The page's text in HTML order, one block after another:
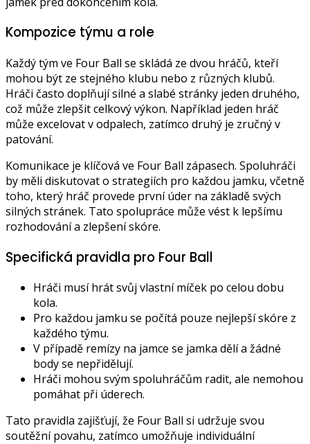
Kompozice týmu a role
Každý tým ve Four Ball se skládá ze dvou hráčů, kteří
mohou být ze stejného klubu nebo z různých klubů.
Hráči často doplňují silné a slabé stránky jeden druhého,
což může zlepšit celkový výkon. Například jeden hráč
může excelovat v odpalech, zatímco druhý je zručný v
patování.
Komunikace je klíčová ve Four Ball zápasech. Spoluhráči
by měli diskutovat o strategiích pro každou jamku, včetně
toho, který hráč provede první úder na základě svých
silných stránek. Tato spolupráce může vést k lepšímu
rozhodování a zlepšení skóre.
Specifická pravidla pro Four Ball
Hráči musí hrát svůj vlastní míček po celou dobu
kola.
Pro každou jamku se počítá pouze nejlepší skóre z
každého týmu.
V případě remízy na jamce se jamka dělí a žádné
body se nepřidělují.
Hráči mohou svým spoluhráčům radit, ale nemohou
pomáhat při úderech.
Tato pravidla zajišťují, že Four Ball si udržuje svou
soutěžní povahu, zatímco umožňuje individuální